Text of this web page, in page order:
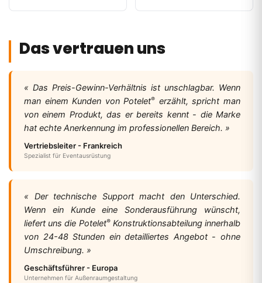
Das vertrauen uns
« Das Preis-Gewinn-Verhältnis ist unschlagbar. Wenn
man einem Kunden von Potelet® erzählt, spricht man
von einem Produkt, das er bereits kennt - die Marke
hat echte Anerkennung im professionellen Bereich. »
Vertriebsleiter - Frankreich
Spezialist für Eventausrüstung
« Der technische Support macht den Unterschied.
Wenn ein Kunde eine Sonderausführung wünscht,
liefert uns die Potelet®Konstruktionsabteilung innerhalb
von 24-48 Stunden ein detailliertes Angebot - ohne
Umschreibung. »
Geschäftsführer - Europa
Unternehmen für Außenraumgestaltung